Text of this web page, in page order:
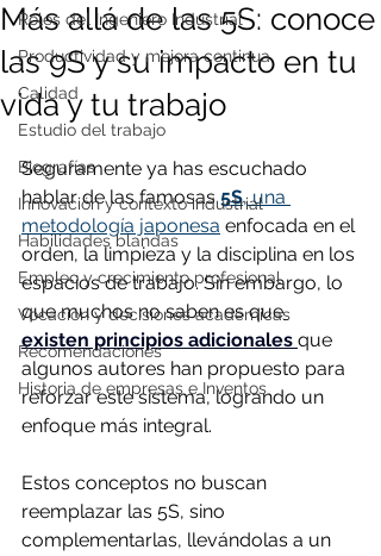
Roles del Ingeniero Industrial
Productividad y mejora continua
Calidad
Estudio del trabajo
Biografías
Innovación y contexto industrial
Habilidades blandas
Empleo y crecimiento profesional
Vocación y decisiones académicas
Recomendaciones
Historia de empresas e Inventos
Más allá de las 5S: conoce
las 9S y su impacto en tu
vida y tu trabajo
Seguramente ya has escuchado
hablar de las famosas 5S, una
metodología japonesa enfocada en el
orden, la limpieza y la disciplina en los
espacios de trabajo. Sin embargo, lo
que muchos no saben es que
existen principios adicionales que
algunos autores han propuesto para
reforzar este sistema, logrando un
enfoque más integral.
Estos conceptos no buscan
reemplazar las 5S, sino
complementarlas, llevándolas a un